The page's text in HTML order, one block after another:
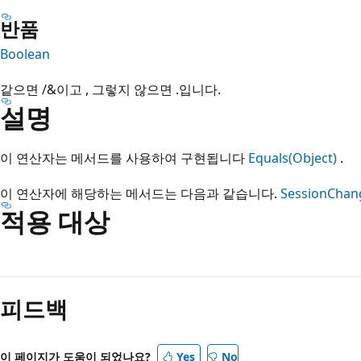
반품
Boolean
같으면 /&이고 , 그렇지 않으면 .입니다.
설명
이 연산자는 메서드를 사용하여 구현됩니다 Equals(Object) .
이 연산자에 해당하는 메서드는 다음과 같습니다.
적용 대상
기
모
사
피드백
이 페이지가 도움이 되었나요? Yes No